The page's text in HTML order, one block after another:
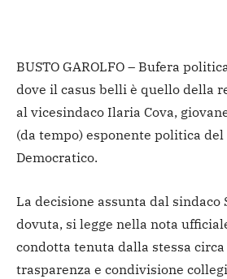
BUSTO GAROLFO – Bufera
dove il casus belli è quello della
al vicesindaco Ilaria Cova,
(da tempo) esponente politica
Democratico.
La decisione assunta dal sindaco
dovuta, si legge nella nota
condotta tenuta dalla stessa circa
trasparenza e condivisione